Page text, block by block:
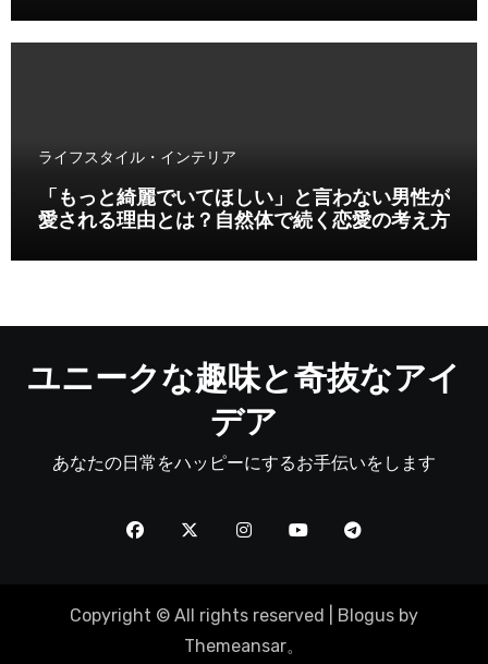
ライフスタイル・インテリア
「もっと綺麗でいてほしい」と言わない男性が
愛される理由とは？自然体で続く恋愛の考え方
ユニークな趣味と奇抜なアイ
デア
あなたの日常をハッピーにするお手伝いをします
Copyright © All rights reserved Blogus by
Themeansar。